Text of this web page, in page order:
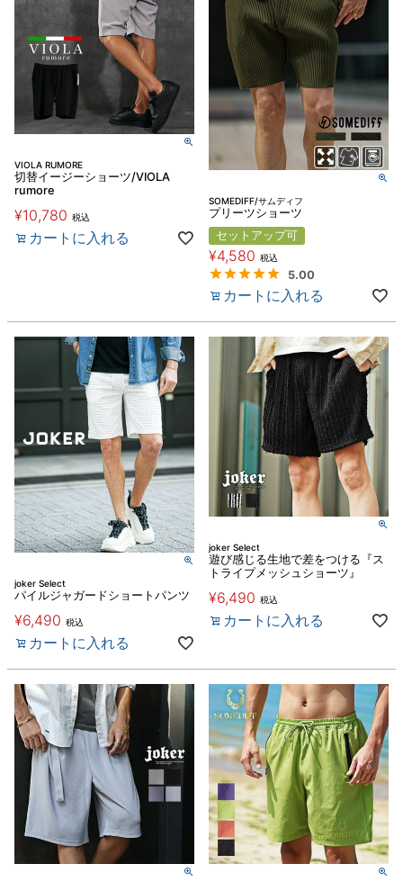
VIOLA RUMORE
切替イージーショーツ/VIOLA
rumore
¥10,780 税込
カートに入れる
SOMEDIFF/サムディフ
プリーツショーツ
セットアップ可
¥4,580 税込
5.00
カートに入れる
joker Select
パイルジャガードショートパンツ
¥6,490 税込
カートに入れる
joker Select
遊び感じる生地で差をつける『ス
トライプメッシュショーツ』
¥6,490 税込
カートに入れる